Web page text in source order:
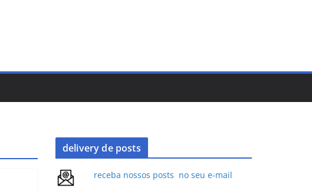
delivery de posts
receba nossos posts no seu e-mail